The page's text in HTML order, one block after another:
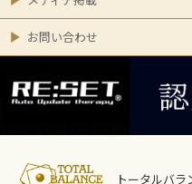
お問い合わせ
トータルバ